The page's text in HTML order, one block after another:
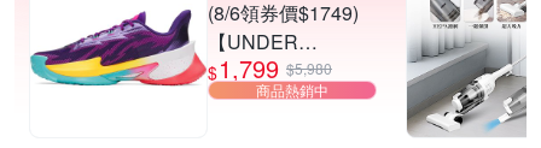
(8/6領券價$1749)
【UNDER
ARMOUR】UA
CURRY SERIES 7
$1,799 $5,980
商品熱銷中